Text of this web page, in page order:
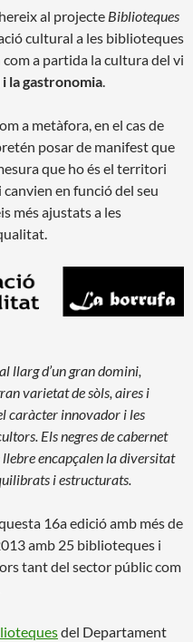
al projecte Biblioteques
cultural a les biblioteques
a partida la cultura del vi
la gastronomia.
a metàfora, en el cas de
posar de manifest que
que ho és el territori
canvien en funció del seu
més ajustats a les
llarg d’un gran domini,
varietat de sòls, aires i
caràcter innovador i les
Els negres de cabernet
encapçalen la diversitat
i estructurats.
16a edició amb més de
amb 25 biblioteques i
tant del sector públic com
del Departament